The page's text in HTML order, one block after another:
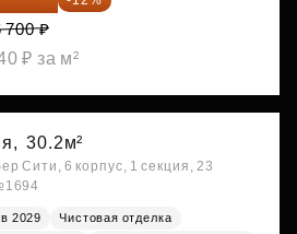
700 ₽
₽ за м²
30.2м²
Сити, 6 корпус, 1 секция, 23
2029
Чистовая отделка